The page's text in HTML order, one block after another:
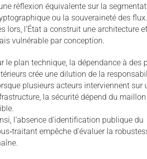
réflexion équivalente sur la
ou la souveraineté des flux.
lors, l’État a construit une architecture
vulnérable par conception.
le plan technique, la dépendance à des
crée une dilution de la
plusieurs acteurs interviennent sur
la sécurité dépend du
l’absence d’identification publique du
empêche d’évaluer la